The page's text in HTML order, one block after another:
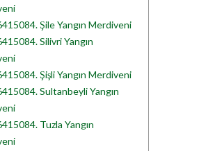
Şile Yangın Merdiveni
Silivri Yangın
Şişli Yangın Merdiveni
Sultanbeyli Yangın
Tuzla Yangın